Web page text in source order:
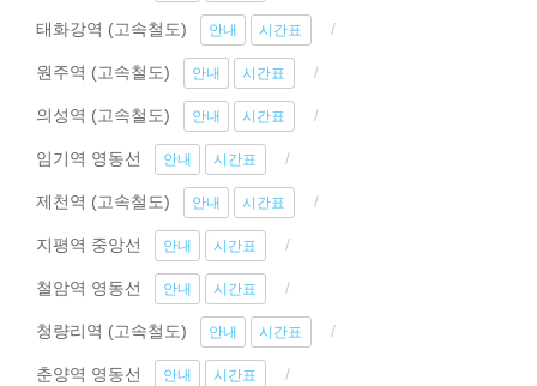
태화강역 (고속철도) 안내 시간표
원주역 (고속철도) 안내 시간표
의성역 (고속철도) 안내 시간표
임기역 영동선 안내 시간표
제천역 (고속철도) 안내 시간표
지평역 중앙선 안내 시간표
철암역 영동선 안내 시간표
청량리역 (고속철도) 안내 시간표
춘양역 영동선 안내 시간표